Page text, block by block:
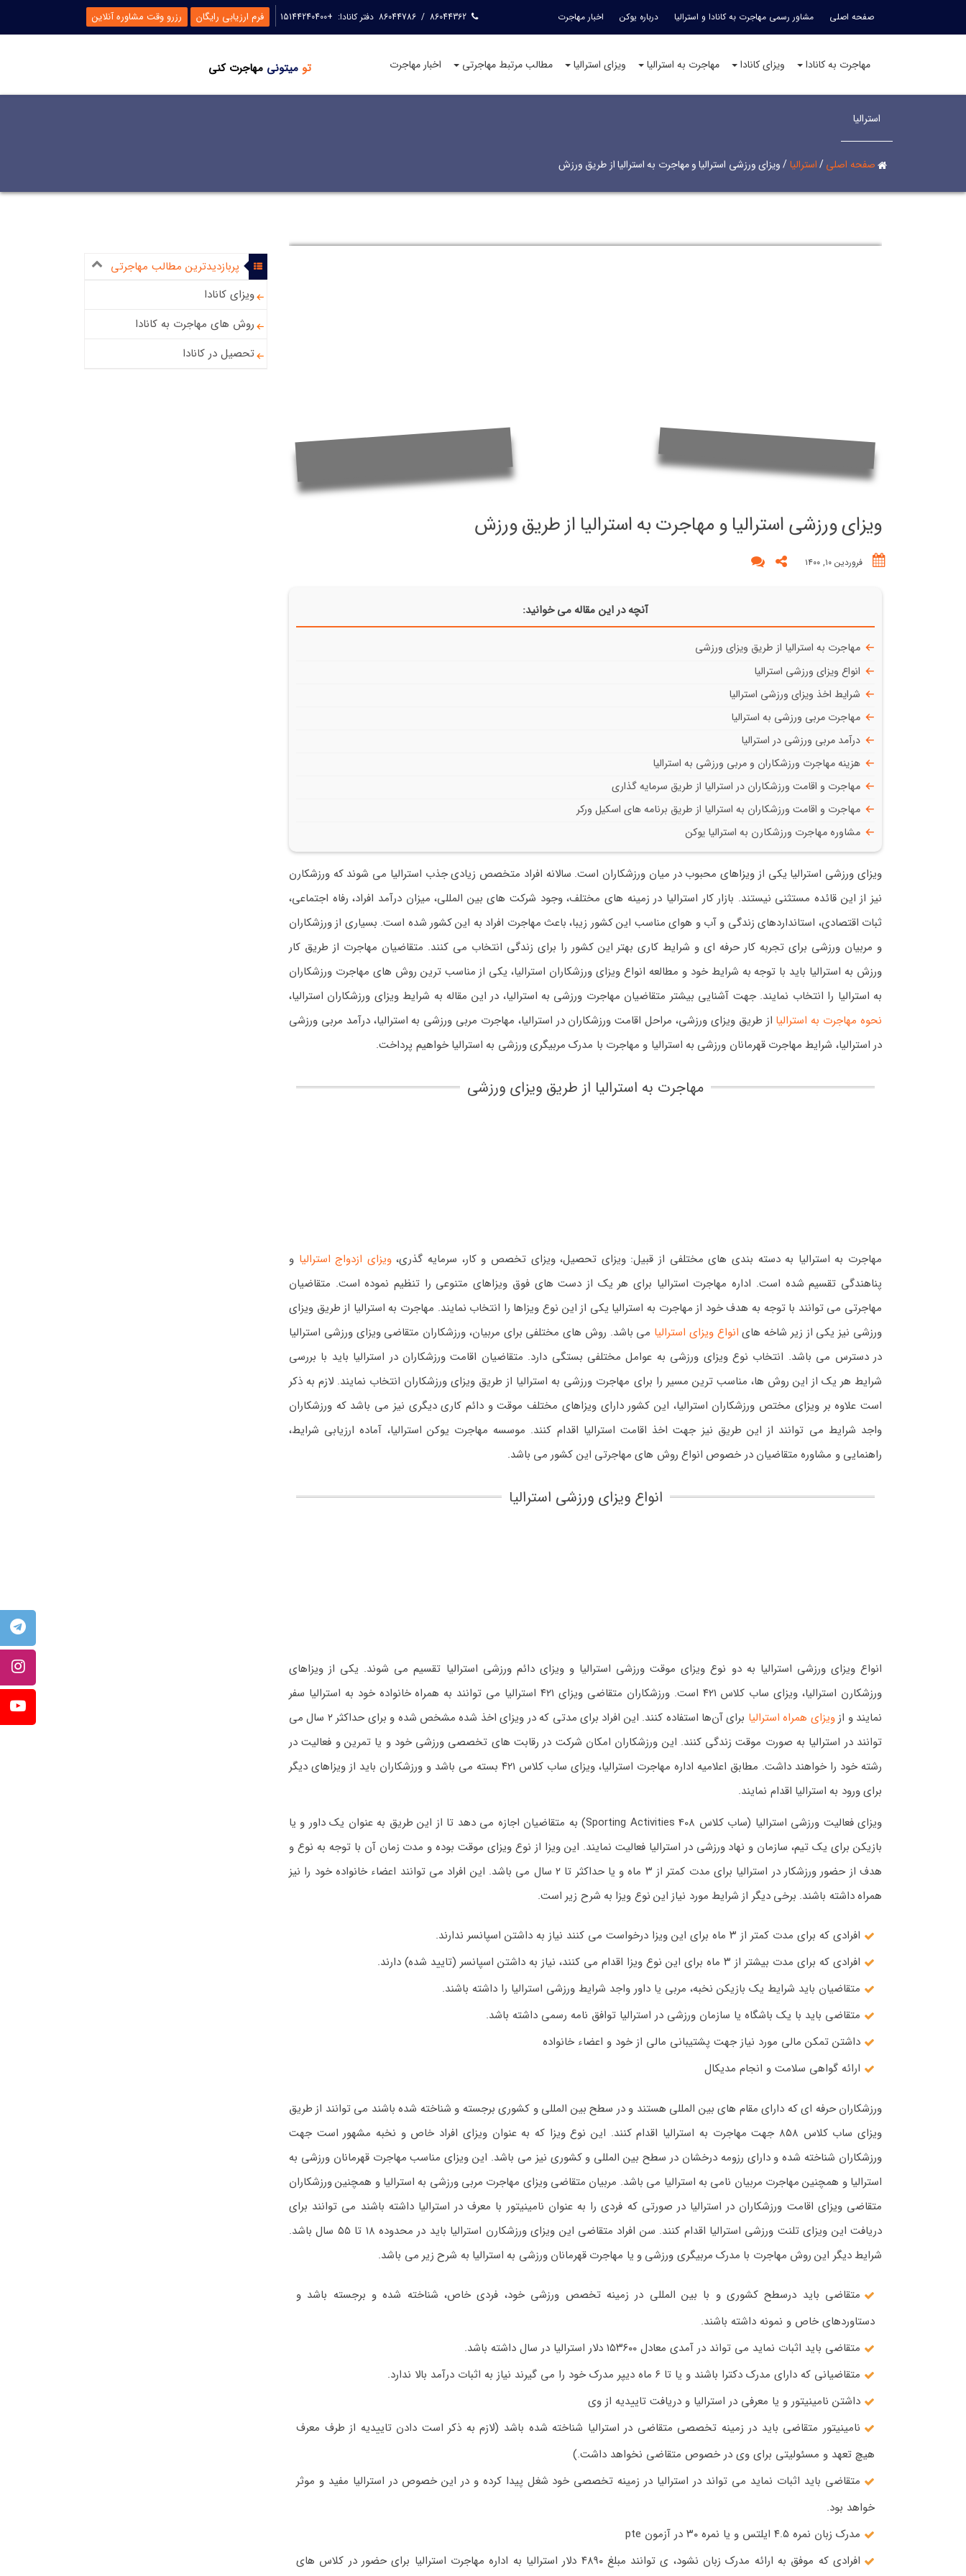
صفحه اصلی مشاور رسمی مهاجرت به کانادا و استرالیا درباره یوکن اخبار مهاجرت 86044362
/
86044786 دفتر کانادا: +15144240400 فرم ارزیابی رایگان رزرو وقت مشاوره آنلاین
مهاجرت به کانادا ویزای کانادا مهاجرت به استرالیا ویزای استرالیا مطالب مرتبط مهاجرتی اخبار مهاجرت تو میتونی مهاجرت کنی
استرالیا
صفحه اصلی/استرالیا/ویزای ورزشی استرالیا و مهاجرت به استرالیا از طریق ورزش
ویزای ورزشی استرالیا و مهاجرت به استرالیا از طریق ورزش
فروردین ۱۰, ۱۴۰۰
آنچه در این مقاله می خوانید:
مهاجرت به استرالیا از طریق ویزای ورزشی
انواع ویزای ورزشی استرالیا
شرایط اخذ ویزای ورزشی استرالیا
مهاجرت مربی ورزشی به استرالیا
درآمد مربی ورزشی در استرالیا
هزینه مهاجرت ورزشکاران و مربی ورزشی به استرالیا
مهاجرت و اقامت ورزشکاران در استرالیا از طریق سرمایه گذاری
مهاجرت و اقامت ورزشکاران به استرالیا از طریق برنامه های اسکیل ورکر
مشاوره مهاجرت ورزشکارن به استرالیا یوکن
ویزای ورزشی استرالیا یکی از ویزاهای محبوب در میان ورزشکاران است. سالانه افراد متخصص زیادی جذب استرالیا می شوند که ورزشکارن
نیز از این قائده مستثنی نیستند. بازار کار استرالیا در زمینه های مختلف، وجود شرکت های بین المللی، میزان درآمد افراد، رفاه اجتماعی،
ثبات اقتصادی، استانداردهای زندگی و آب و هوای مناسب این کشور زیبا، باعث مهاجرت افراد به این کشور شده است. بسیاری از ورزشکاران
و مربیان ورزشی برای تجربه کار حرفه ای و شرایط کاری بهتر این کشور را برای زندگی انتخاب می کنند. متقاضیان مهاجرت از طریق کار
ورزش به استرالیا باید با توجه به شرایط خود و مطالعه انواع ویزای ورزشکاران استرالیا، یکی از مناسب ترین روش های مهاجرت ورزشکاران
به استرالیا را انتخاب نمایند. جهت آشنایی بیشتر متقاضیان مهاجرت ورزشی به استرالیا، در این مقاله به شرایط ویزای ورزشکاران استرالیا،
نحوه مهاجرت به استرالیا از طریق ویزای ورزشی، مراحل اقامت ورزشکاران در استرالیا، مهاجرت مربی ورزشی به استرالیا، درآمد مربی ورزشی
در استرالیا، شرایط مهاجرت قهرمانان ورزشی به استرالیا و مهاجرت با مدرک مربیگری ورزشی به استرالیا خواهیم پرداخت.
مهاجرت به استرالیا از طریق ویزای ورزشی
مهاجرت به استرالیا به دسته بندی های مختلفی از قبیل: ویزای تحصیل، ویزای تخصص و کار، سرمایه گذری،ویزای ازدواج استرالیا و
پناهندگی تقسیم شده است. اداره مهاجرت استرالیا برای هر یک از دست های فوق ویزاهای متنوعی را تنظیم نموده است. متقاضیان
مهاجرتی می توانند با توجه به هدف خود از مهاجرت به استرالیا یکی از این نوع ویزاها را انتخاب نمایند. مهاجرت به استرالیا از طریق ویزای
ورزشی نیز یکی از زیر شاخه های انواع ویزای استرالیا می باشد. روش های مختلفی برای مربیان، ورزشکاران متقاضی ویزای ورزشی استرالیا
در دسترس می باشد. انتخاب نوع ویزای ورزشی به عوامل مختلفی بستگی دارد. متقاضیان اقامت ورزشکاران در استرالیا باید با بررسی
شرایط هر یک از این روش ها، مناسب ترین مسیر را برای مهاجرت ورزشی به استرالیا از طریق ویزای ورزشکاران انتخاب نمایند. لازم به ذکر
است علاوه بر ویزای مختص ورزشکاران استرالیا، این کشور دارای ویزاهای مختلف موقت و دائم کاری دیگری نیز می باشد که ورزشکاران
واجد شرایط می توانند از این طریق نیز جهت اخذ اقامت استرالیا اقدام کنند. موسسه مهاجرت یوکن استرالیا، آماده ارزیابی شرایط،
راهنمایی و مشاوره متقاضیان در خصوص انواع روش های مهاجرتی این کشور می باشد.
انواع ویزای ورزشی استرالیا
انواع ویزای ورزشی استرالیا به دو نوع ویزای موقت ورزشی استرالیا و ویزای دائم ورزشی استرالیا تقسیم می شوند. یکی از ویزاهای
ورزشکارن استرالیا، ویزای ساب کلاس ۴۲۱ است. ورزشکاران متقاضی ویزای ۴۲۱ استرالیا می توانند به همراه خانواده خود به استرالیا سفر
نمایند و ازویزای همراه استرالیا
برای آن‌ها استفاده کنند. این افراد برای مدتی که در ویزای اخذ شده مشخص شده و برای حداکثر ۲ سال می
توانند در استرالیا به صورت موقت زندگی کنند. این ورزشکاران امکان شرکت در رقابت های تخصصی ورزشی خود و یا تمرین و فعالیت در
رشته خود را خواهند داشت. مطابق اعلامیه اداره مهاجرت استرالیا، ویزای ساب کلاس ۴۲۱ بسته می باشد و ورزشکاران باید از ویزاهای دیگر
برای ورود به استرالیا اقدام نمایند.
ویزای فعالیت ورزشی استرالیا (ساب کلاس Sporting Activities 408) به متقاضیان اجازه می دهد تا از این طریق به عنوان یک داور و یا
بازیکن برای یک تیم، سازمان و نهاد ورزشی در استرالیا فعالیت نمایند. این ویزا از نوع ویزای موقت بوده و مدت زمان آن با توجه به نوع و
هدف از حضور ورزشکار در استرالیا برای مدت کمتر از ۳ ماه و یا حداکثر تا ۲ سال می باشد. این افراد می توانند اعضاء خانواده خود را نیز
همراه داشته باشند. برخی دیگر از شرایط مورد نیاز این نوع ویزا به شرح زیر است.
افرادی که برای مدت کمتر از ۳ ماه برای این ویزا درخواست می کنند نیاز به داشتن اسپانسر ندارند.
افرادی که برای مدت بیشتر از ۳ ماه برای این نوع ویزا اقدام می کنند، نیاز به داشتن اسپانسر (تایید شده) دارند.
متقاضیان باید شرایط یک بازیکن نخبه، مربی یا داور واجد شرایط ورزشی استرالیا را داشته باشند.
متقاضی باید با یک باشگاه یا سازمان ورزشی در استرالیا توافق نامه رسمی داشته باشد.
داشتن تمکن مالی مورد نیاز جهت پشتیبانی مالی از خود و اعضاء خانواده
ارائه گواهی سلامت و انجام مدیکال
ورزشکاران حرفه ای که دارای مقام های بین المللی هستند و در سطح بین المللی و کشوری برجسته و شناخته شده باشند می توانند از طریق
ویزای ساب کلاس ۸۵۸ جهت مهاجرت به استرالیا اقدام کنند. این نوع ویزا که به عنوان ویزای افراد خاص و نخبه مشهور است جهت
ورزشکاران شناخته شده و دارای رزومه درخشان در سطح بین المللی و کشوری نیز می باشد. این ویزای مناسب مهاجرت قهرمانان ورزشی به
استرالیا و همچنین مهاجرت مربیان نامی به استرالیا می باشد. مربیان متقاضی ویزای مهاجرت مربی ورزشی به استرالیا و همچنین ورزشکاران
متقاضی ویزای اقامت ورزشکاران در استرالیا در صورتی که فردی را به عنوان نامینیتور با معرف در استرالیا داشته باشند می توانند برای
دریافت این ویزای تلنت ورزشی استرالیا اقدام کنند. سن افراد متقاضی این ویزای ورزشکارن استرالیا باید در محدوده ۱۸ تا ۵۵ سال باشد.
شرایط دیگر این روش مهاجرت با مدرک مربیگری ورزشی و یا مهاجرت قهرمانان ورزشی به استرالیا به شرح زیر می باشد.
متقاضی باید درسطح کشوری و با بین المللی در زمینه تخصص ورزشی خود، فردی خاص، شناخته شده و برجسته باشد و
دستاوردهای خاص و نمونه داشته باشند.
متقاضی باید اثبات نماید می تواند در آمدی معادل ۱۵۳۶۰۰ دلار استرالیا در سال داشته باشد.
متقاضیانی که دارای مدرک دکترا باشند و یا تا ۶ ماه دیپر مدرک خود را می گیرند نیاز به اثبات درآمد بالا ندارد.
داشتن نامینیتور و یا معرفی در استرالیا و دریافت تاییدیه از وی
نامینیتور متقاضی باید در زمینه تخصصی متقاضی در استرالیا شناخته شده باشد (لازم به ذکر است دادن تاییدیه از طرف معرف
هیچ تعهد و مسئولیتی برای وی در خصوص متقاضی نخواهد داشت.)
متقاضی باید اثبات نماید می تواند در استرالیا در زمینه تخصصی خود شغل پیدا کرده و در این خصوص در استرالیا مفید و موثر
خواهد بود.
مدرک زبان نمره ۴.۵ ایلتس و یا نمره ۳۰ در آزمون pte
افرادی که موفق به ارائه مدرک زبان نشود، ی توانند مبلغ ۴۸۹۰ دلار استرالیا به اداره مهاجرت استرالیا برای حضور در کلاس های
پربازدیدترین مطالب مهاجرتی
ویزای کانادا
روش های مهاجرت به کانادا
تحصیل در کانادا